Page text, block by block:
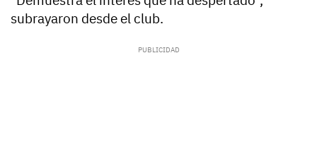
subrayaron desde el club.